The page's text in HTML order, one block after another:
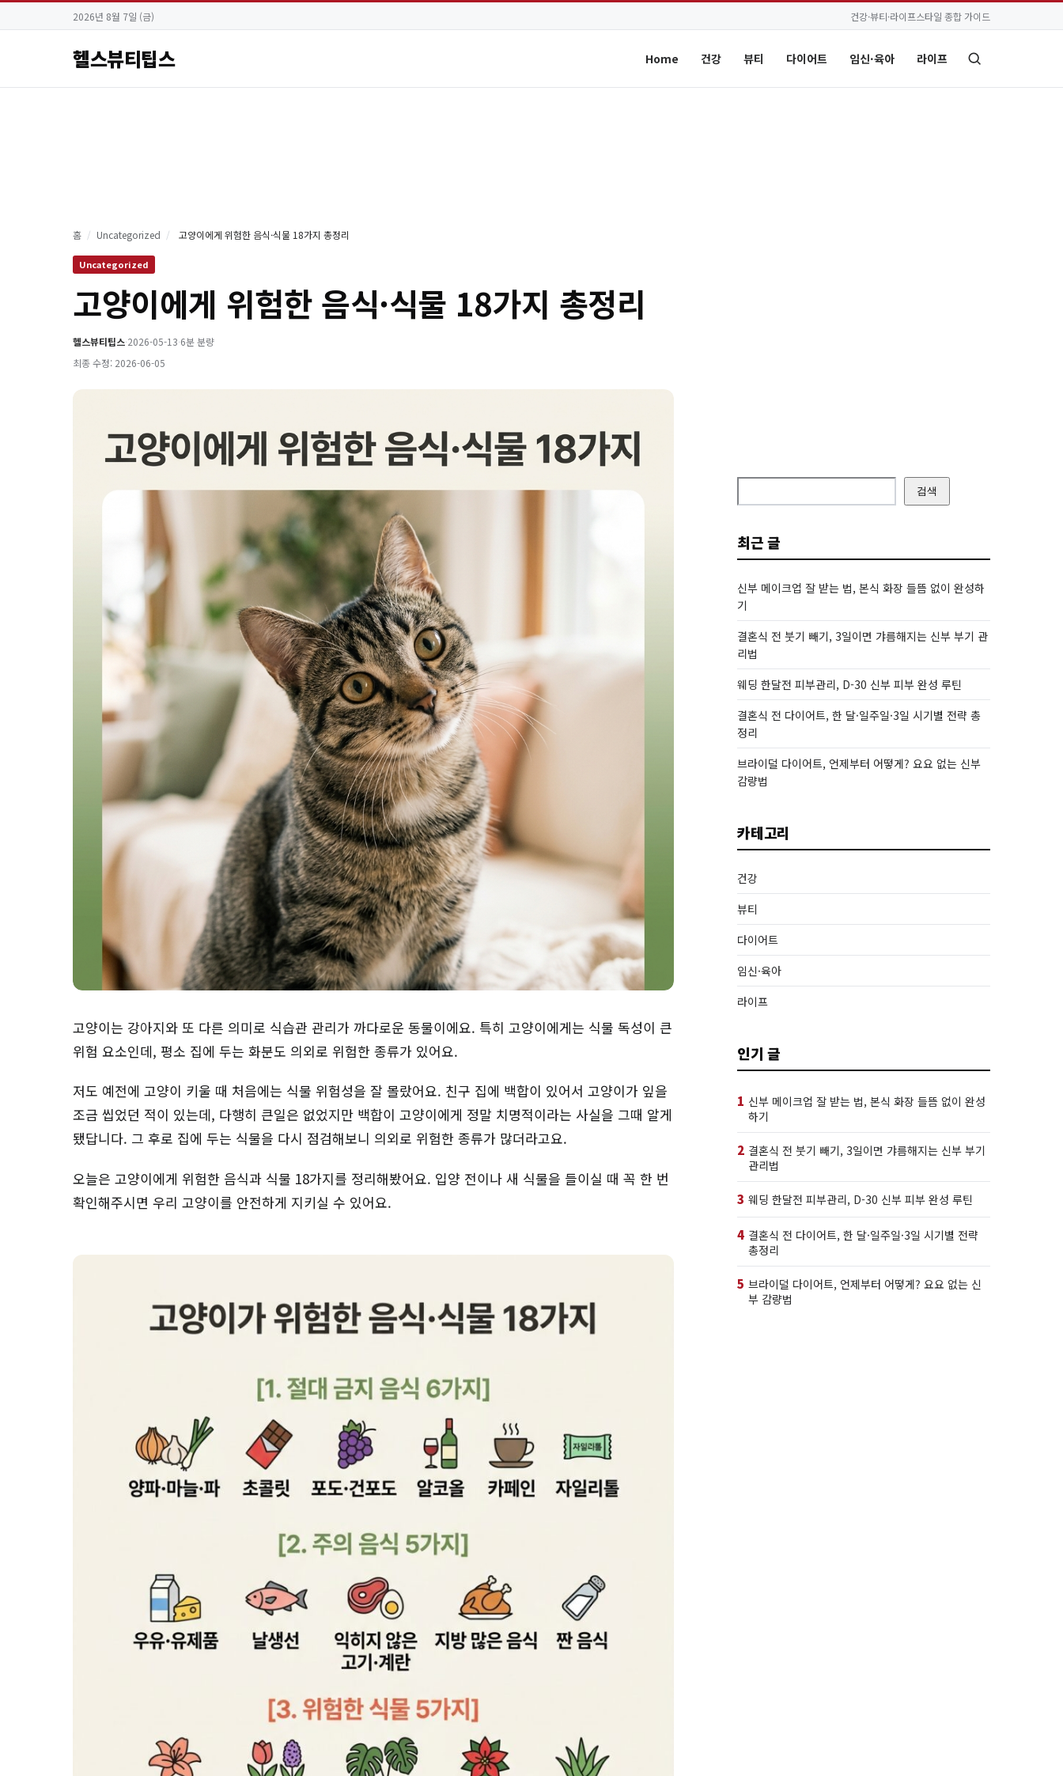
2026년 8월 7일 (금) 건강·뷰티·라이프스타일 종합 가이드
헬스뷰티팁스 Home 건강 뷰티 다이어트 임신·육아 라이프
홈 / Uncategorized / 고양이에게 위험한 음식·식물 18가지 총정리
Uncategorized
고양이에게 위험한 음식·식물 18가지 총정리
헬스뷰티팁스·2026-05-13·6분 분량
최종 수정: 2026-06-05
고양이는 강아지와 또 다른 의미로 식습관 관리가 까다로운 동물이에요. 특히 고양이에게는 식물 독성이 큰
위험 요소인데, 평소 집에 두는 화분도 의외로 위험한 종류가 있어요.
저도 예전에 고양이 키울 때 처음에는 식물 위험성을 잘 몰랐어요. 친구 집에 백합이 있어서 고양이가 잎을
조금 씹었던 적이 있는데, 다행히 큰일은 없었지만 백합이 고양이에게 정말 치명적이라는 사실을 그때 알게
됐답니다. 그 후로 집에 두는 식물을 다시 점검해보니 의외로 위험한 종류가 많더라고요.
오늘은 고양이에게 위험한 음식과 식물 18가지를 정리해봤어요. 입양 전이나 새 식물을 들이실 때 꼭 한 번
확인해주시면 우리 고양이를 안전하게 지키실 수 있어요.
검색
최근 글
신부 메이크업 잘 받는 법, 본식 화장 들뜸 없이 완성하
기
결혼식 전 붓기 빼기, 3일이면 갸름해지는 신부 부기 관
리법
웨딩 한달전 피부관리, D-30 신부 피부 완성 루틴
결혼식 전 다이어트, 한 달·일주일·3일 시기별 전략 총
정리
브라이덜 다이어트, 언제부터 어떻게? 요요 없는 신부
감량법
카테고리
건강
뷰티
다이어트
임신·육아
라이프
인기 글
1 신부 메이크업 잘 받는 법, 본식 화장 들뜸 없이 완성
하기
2 결혼식 전 붓기 빼기, 3일이면 갸름해지는 신부 부기
관리법
3 웨딩 한달전 피부관리, D-30 신부 피부 완성 루틴
4 결혼식 전 다이어트, 한 달·일주일·3일 시기별 전략
총정리
5 브라이덜 다이어트, 언제부터 어떻게? 요요 없는 신
부 감량법